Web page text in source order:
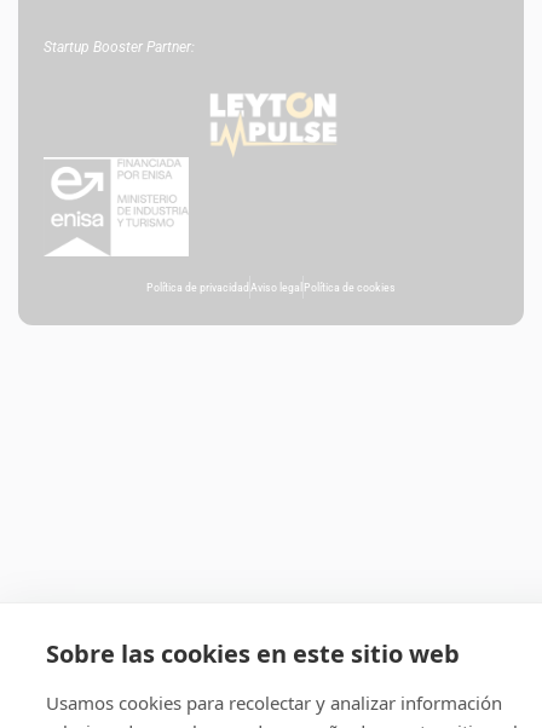
Startup Booster Partner:
Política de privacidad Aviso legal Política de cookies
Sobre las cookies en este sitio web
Usamos cookies para recolectar y analizar información